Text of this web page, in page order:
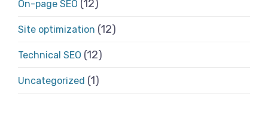
On-page SEO (12)
Site optimization (12)
Technical SEO (12)
Uncategorized (1)